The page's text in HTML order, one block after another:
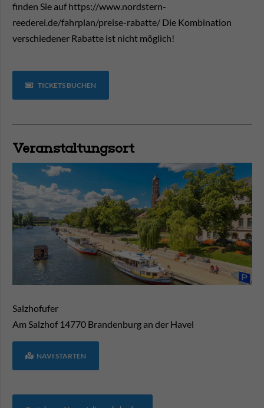
finden Sie auf https://www.nordstern-
reederei.de/fahrplan/preise-rabatte/ Die Kombination
verschiedener Rabatte ist nicht möglich!
TICKETS BUCHEN
Veranstaltungsort
Salzhofufer
Am Salzhof 14770 Brandenburg an der Havel
NAVI STARTEN